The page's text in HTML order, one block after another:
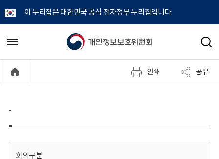
이 누리집은 대한민국 공식 전자정부 누리집입니다.
개
정
보
메
기
검
인쇄 공유
-
회의구분